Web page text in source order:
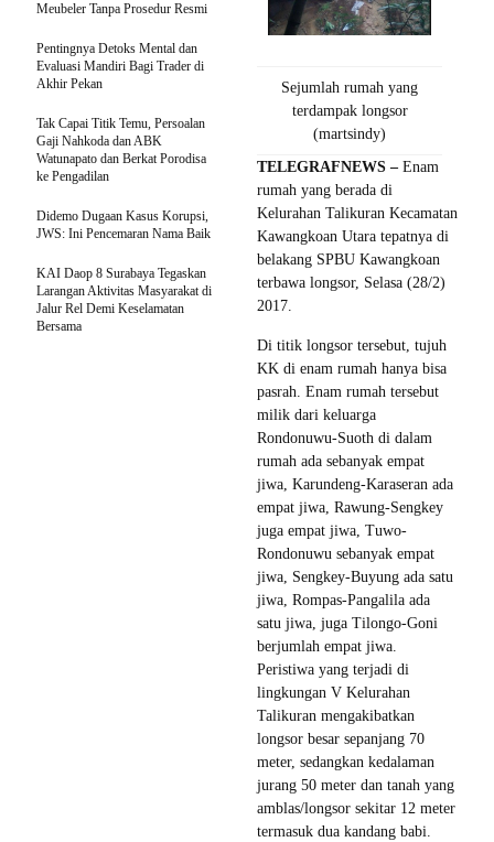
Sejumlah rumah yang
terdampak longsor
(martsindy)
TELEGRAFNEWS – Enam
rumah yang berada di
Kelurahan Talikuran Kecamatan
Kawangkoan Utara tepatnya di
belakang SPBU Kawangkoan
terbawa longsor, Selasa (28/2)
2017.
Di titik longsor tersebut, tujuh
KK di enam rumah hanya bisa
pasrah. Enam rumah tersebut
milik dari keluarga
Rondonuwu-Suoth di dalam
rumah ada sebanyak empat
jiwa, Karundeng-Karaseran ada
empat jiwa, Rawung-Sengkey
juga empat jiwa, Tuwo-
Rondonuwu sebanyak empat
jiwa, Sengkey-Buyung ada satu
jiwa, Rompas-Pangalila ada
satu jiwa, juga Tilongo-Goni
berjumlah empat jiwa.
Peristiwa yang terjadi di
lingkungan V Kelurahan
Talikuran mengakibatkan
longsor besar sepanjang 70
meter, sedangkan kedalaman
jurang 50 meter dan tanah yang
amblas/longsor sekitar 12 meter
termasuk dua kandang babi.
Meubeler Tanpa Prosedur Resmi
Pentingnya Detoks Mental dan
Evaluasi Mandiri Bagi Trader di
Akhir Pekan
Tak Capai Titik Temu, Persoalan
Gaji Nahkoda dan ABK
Watunapato dan Berkat Porodisa
ke Pengadilan
Didemo Dugaan Kasus Korupsi,
JWS: Ini Pencemaran Nama Baik
KAI Daop 8 Surabaya Tegaskan
Larangan Aktivitas Masyarakat di
Jalur Rel Demi Keselamatan
Bersama